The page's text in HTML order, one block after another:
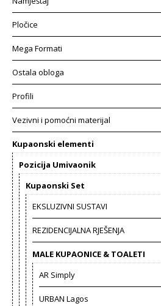
Pločice
Mega Formati
Ostala obloga
Profili
Vezivni i pomoćni materijal
Kupaonski elementi
Pozicija Umivaonik
Kupaonski Set
EKSLUZIVNI SUSTAVI
REZIDENCIJALNA RJEŠENJA
MALE KUPAONICE & TOALETI
AR Simply
URBAN Lagos